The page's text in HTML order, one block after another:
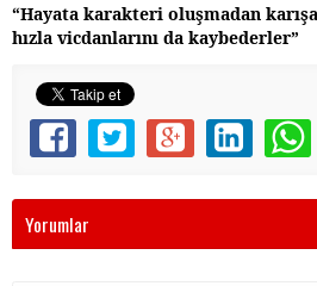
“Hayata karakteri oluşmadan
hızla vicdanlarını da kaybederler”
Yorumlar